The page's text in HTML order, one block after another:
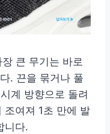
큰 무기는 바로
. 끈을 묶거나 풀
계 방향으로 돌려
조여져 1초 만에 발
니다.